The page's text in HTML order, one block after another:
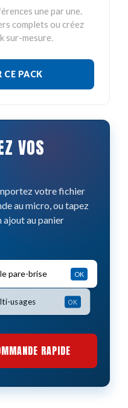
une par une.
complets ou créez
sur-mesure.
CE PACK
VOS
votre fichier
au micro, ou tapez
ajout au panier
pare-brise OK
usages OK
RAPIDE